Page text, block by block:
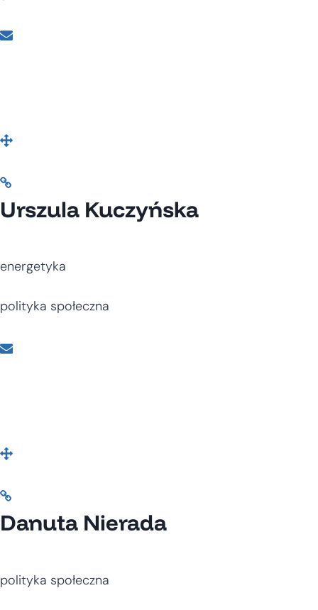
Urszula Kuczyńska
energetyka
polityka społeczna
Danuta Nierada
polityka społeczna